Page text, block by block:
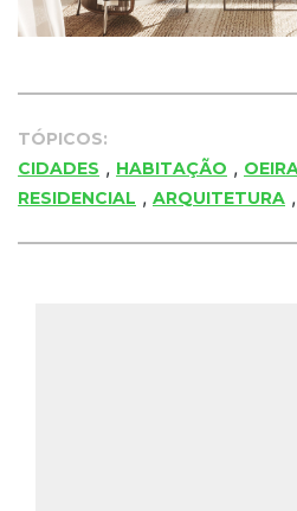
TÓPICOS:
CIDADES , HABITAÇÃO ,
RESIDENCIAL , ARQUITETURA ,